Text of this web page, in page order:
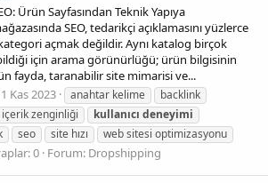
Ürün Sayfasından Teknik Yapıya
SEO, tedarikçi açıklamasını yüzlerce
açmak değildir. Aynı katalog birçok
için arama görünürlüğü; ürün bilgisinin
fayda, taranabilir site mimarisi ve...
1 Kas 2023 anahtar kelime
backlink
içerik zenginliği kullanıcı deneyimi
seo site hızı
web sitesi optimizasyonu
0 Forum: Dropshipping